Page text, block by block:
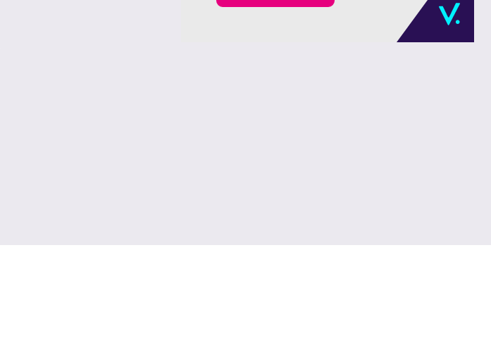
strategische HR-aanpak.